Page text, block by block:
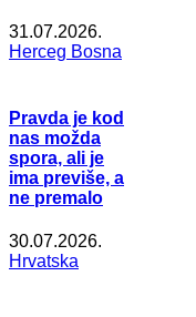
31.07.2026.
Herceg Bosna
Pravda je kod
nas možda
spora, ali je
ima previše, a
ne premalo
30.07.2026.
Hrvatska